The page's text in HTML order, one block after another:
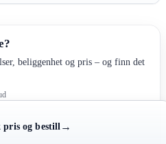
beliggenhet og pris – og finn det
pris og bestill →